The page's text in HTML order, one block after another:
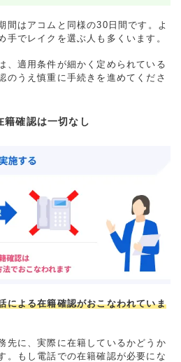
間はアコムと同様の30日間です。よ
手でレイクを選ぶ人も多くいます。
、適用条件が細かく定められている
のうえ慎重に手続きを進めてくださ
確認は一切なし
による在籍確認がおこなわれていま
先に、実際に在籍しているかどうか
。もし電話での在籍確認が必要にな